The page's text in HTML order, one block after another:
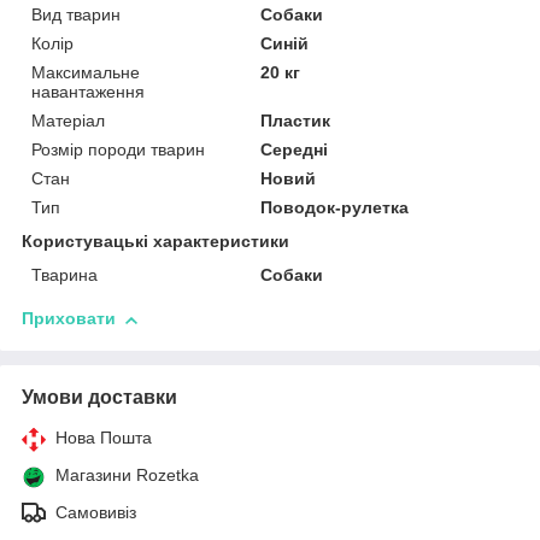
Вид тварин
Собаки
Колір
Синій
Максимальне
навантаження
20 кг
Матеріал
Пластик
Розмір породи тварин
Середні
Стан
Новий
Тип
Поводок-рулетка
Користувацькі характеристики
Тварина
Собаки
Приховати
Умови доставки
Нова Пошта
Магазини Rozetka
Самовивіз